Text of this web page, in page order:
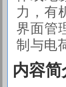
力，有
界面管
制与电
内容简